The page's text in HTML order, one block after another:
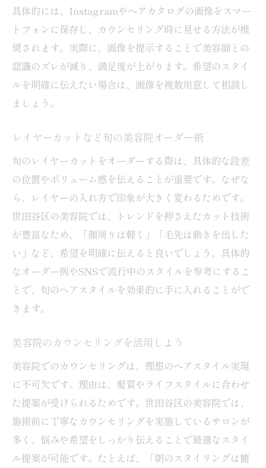
具体的には、Instagramやヘアカタログの画像をスマー
トフォンに保存し、カウンセリング時に見せる方法が推
奨されます。実際に、画像を提示することで美容師との
認識のズレが減り、満足度が上がります。希望のスタイ
ルを明確に伝えたい場合は、画像を複数用意して相談し
ましょう。
レイヤーカットなど旬の美容院オーダー術
旬のレイヤーカットをオーダーする際は、具体的な段差
の位置やボリューム感を伝えることが重要です。なぜな
ら、レイヤーの入れ方で印象が大きく変わるためです。
世田谷区の美容院では、トレンドを押さえたカット技術
が豊富なため、「顔周りは軽く」「毛先は動きを出した
い」など、希望を明確に伝えると良いでしょう。具体的
なオーダー例やSNSで流行中のスタイルを参考にするこ
とで、旬のヘアスタイルを効果的に手に入れることがで
きます。
美容院のカウンセリングを活用しよう
美容院でのカウンセリングは、理想のヘアスタイル実現
に不可欠です。理由は、髪質やライフスタイルに合わせ
た提案が受けられるためです。世田谷区の美容院では、
施術前に丁寧なカウンセリングを実施しているサロンが
多く、悩みや希望をしっかり伝えることで最適なスタイ
ル提案が可能です。たとえば、「朝のスタイリングは簡